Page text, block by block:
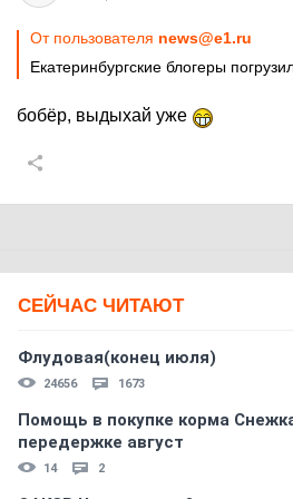
От пользователя news@e1.ru
Екатеринбургские блогеры
бобёр, выдыхай уже
СЕЙЧАС ЧИТАЮТ
Флудовая(конец июля)
24656 1673
Помощь в покупке корма
передержке август
14 2